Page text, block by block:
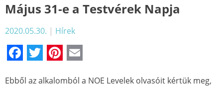
Május 31-e a Testvérek Napja
2020.05.30. | Hírek
Facebook
TwitterPinterest
Ebből az alkalomból a NOE Levelek olvasóit kértük meg,